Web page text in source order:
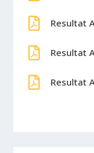
Resultat
Resultat
Resultat